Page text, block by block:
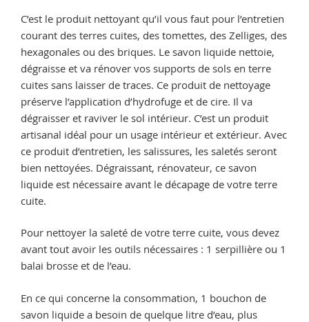
C’est le produit nettoyant qu’il vous faut pour l’entretien
courant des terres cuites, des tomettes, des Zelliges, des
hexagonales ou des briques. Le savon liquide nettoie,
dégraisse et va rénover vos supports de sols en terre
cuites sans laisser de traces. Ce produit de nettoyage
préserve l’application d’hydrofuge et de cire. Il va
dégraisser et raviver le sol intérieur. C’est un produit
artisanal idéal pour un usage intérieur et extérieur. Avec
ce produit d’entretien, les salissures, les saletés seront
bien nettoyées. Dégraissant, rénovateur, ce savon
liquide est nécessaire avant le décapage de votre terre
cuite.
Pour nettoyer la saleté de votre terre cuite, vous devez
avant tout avoir les outils nécessaires : 1 serpillière ou 1
balai brosse et de l’eau.
En ce qui concerne la consommation, 1 bouchon de
savon liquide a besoin de quelque litre d’eau, plus